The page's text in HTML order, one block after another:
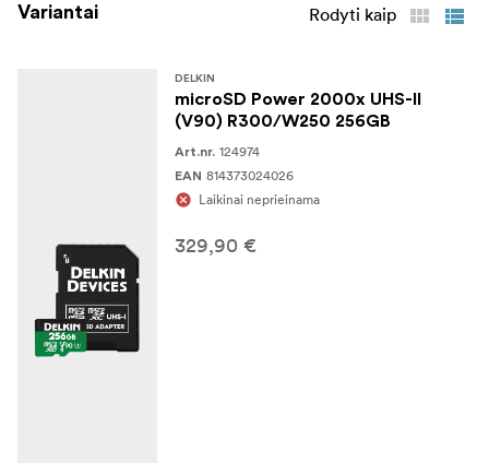
Variantai Rodyti kaip
DELKIN
microSD Power 2000x UHS-II
(V90) R300/W250 256GB
Art.nr. 124974
EAN 814373024026
Laikinai neprieinama
329,90 €